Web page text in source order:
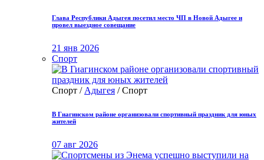
Глава Республики Адыгея посетил место ЧП в Новой Адыгее и
провел выездное совещание
21 янв 2026
Спорт
Спорт / Адыгея / Спорт
В Гиагинском районе организовали спортивный праздник для юных
жителей
07 авг 2026